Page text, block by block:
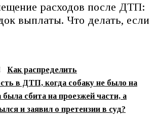
расходов после ДТП:
выплаты. Что делать, если
Как распределить
в ДТП, когда собаку не было на
была сбита на проезжей части, а
и заявил о претензии в суд?